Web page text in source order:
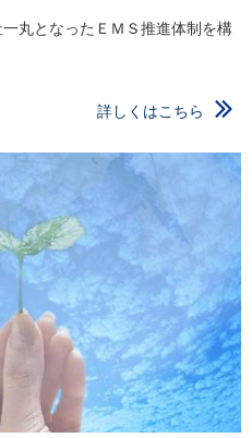
丸となったＥＭＳ推進体制を構
詳しくはこちら